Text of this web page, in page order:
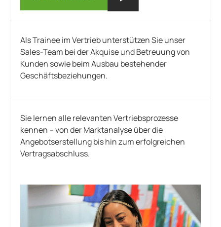
Als Trainee im Vertrieb unterstützen Sie unser
Sales-Team bei der Akquise und Betreuung von
Kunden sowie beim Ausbau bestehender
Geschäftsbeziehungen.
Sie lernen alle relevanten Vertriebsprozesse
kennen – von der Marktanalyse über die
Angebotserstellung bis hin zum erfolgreichen
Vertragsabschluss.